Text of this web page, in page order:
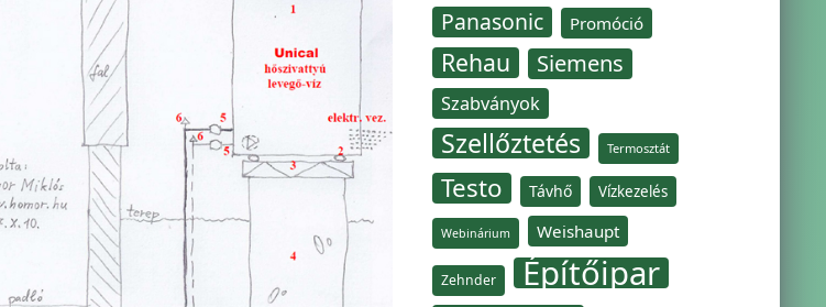
Panasonic Promóció
Rehau Siemens
Szabványok
Szellőztetés Termosztát
Testo Távhő Vízkezelés
Webinárium Weishaupt
Zehnder Építőipar